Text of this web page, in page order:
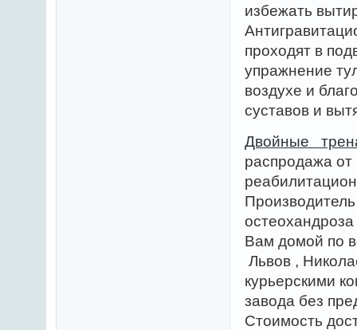
избежать
проходят в
упражнение
воздухе и
суставов и
Двойные
распродажа
Вам домой по
Львов ,
курьерскими
завода без
Стоимость